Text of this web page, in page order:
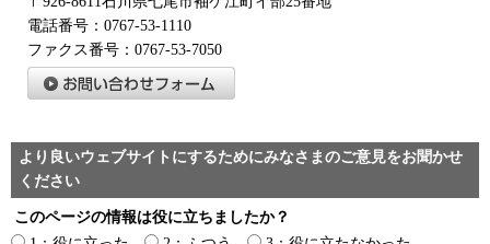
電話番号：0767-53-1110
ファクス番号：0767-53-7050
より良いウェブサイトにするためにみなさまのご意見をお聞かせ
ください
このページの情報は役に立ちましたか？